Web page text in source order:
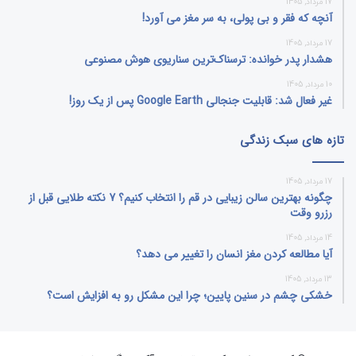
آنچه که فقر و بی‌ پولی، به سر مغز می‌ آورد!
17 مرداد, 1405
هشدار پدر خوانده: ترسناک‌ترین سناریوی هوش مصنوعی
10 مرداد, 1405
غیر فعال شد: قابلیت جنجالی Google Earth پس از یک روز!
تازه های سبک زندگی
17 مرداد, 1405
چگونه بهترین سالن زیبایی در قم را انتخاب کنیم؟ 7 نکته طلایی قبل از
رزرو وقت
14 مرداد, 1405
آیا مطالعه کردن مغز انسان را تغییر می‌ دهد؟
13 مرداد, 1405
خشکی چشم در سنین پایین؛ چرا این مشکل رو به افزایش است؟